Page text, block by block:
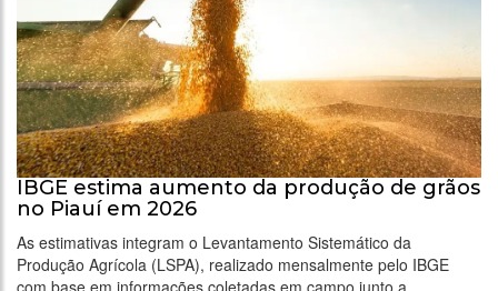
IBGE estima aumento da produção de grãos
no Piauí em 2026
As estimativas integram o Levantamento Sistemático da
Produção Agrícola (LSPA), realizado mensalmente pelo IBGE